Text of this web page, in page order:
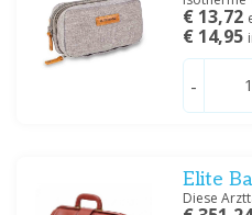
€ 13,72
€ 14,95
-
Elite
Diese